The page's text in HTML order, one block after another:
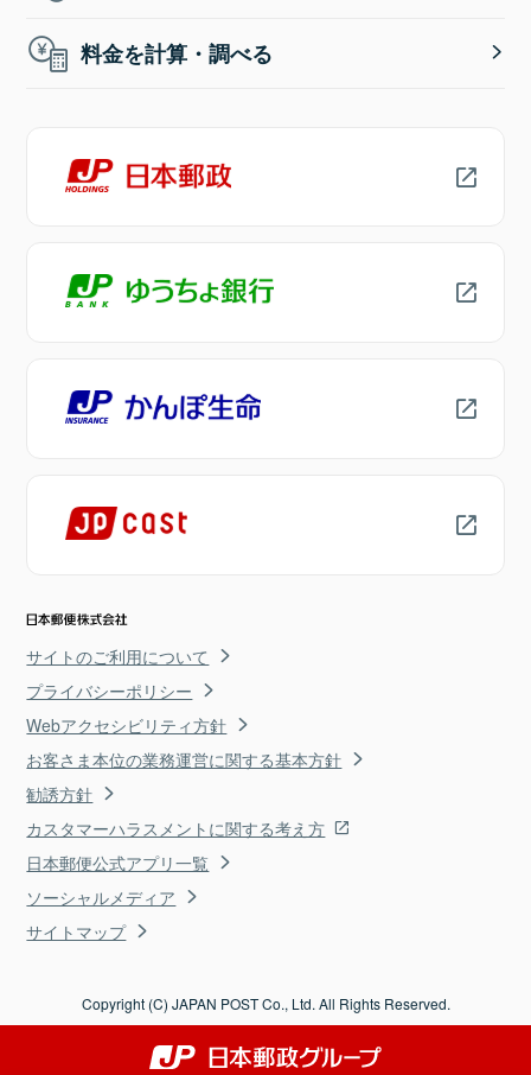
料金を計算・調べる
サイトのご利用について
プライバシーポリシー
Webアクセシビリティ方針
お客さま本位の業務運営に関する基本方針
勧誘方針
カスタマーハラスメントに関する考え方
日本郵便公式アプリ一覧
ソーシャルメディア
サイトマップ
Copyright (C) JAPAN POST Co., Ltd. All Rights Reserved.